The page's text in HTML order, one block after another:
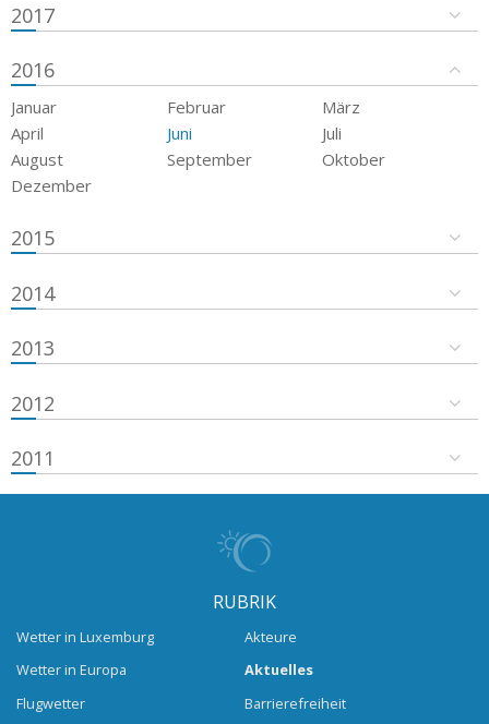
2017
2016
Januar Februar
März
April
Juni
Juli
August
September
Oktober
Dezember
2015
2014
2013
2012
2011
RUBRIK
Wetter in Luxemburg
Wetter in Europa
Flugwetter
Akteure
Aktuelles
Barrierefreiheit